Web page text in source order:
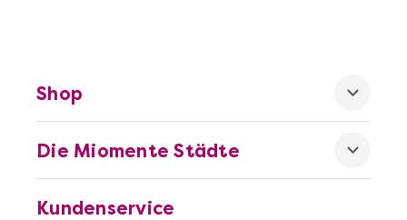
Kundenservice
Die Miomente Städte
Shop